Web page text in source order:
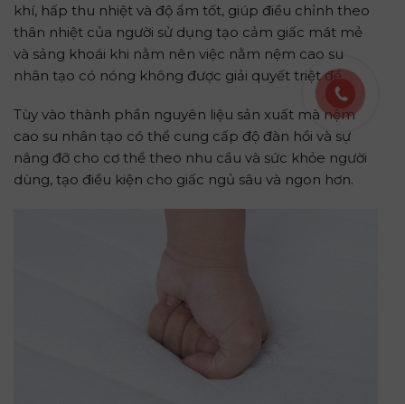
khí, hấp thu nhiệt và độ ẩm tốt, giúp điều chỉnh theo
thân nhiệt của người sử dụng tạo cảm giấc mát mẻ
và sảng khoái khi nằm nên việc nằm nệm cao su
nhân tạo có nóng không được giải quyết triệt để.
Tùy vào thành phần nguyên liệu sản xuất mà nệm
cao su nhân tạo có thể cung cấp độ đàn hồi và sự
nâng đỡ cho cơ thể theo nhu cầu và sức khỏe người
dùng, tạo điều kiện cho giấc ngủ sâu và ngon hơn.